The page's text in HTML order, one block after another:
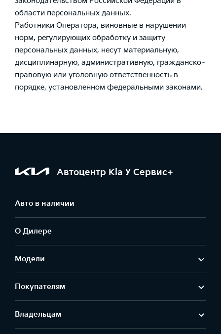
области персональных данных.
Работники Оператора, виновные в нарушении
норм, регулирующих обработку и защиту
персональных данных, несут материальную,
дисциплинарную, административную, гражданско–
правовую или уголовную ответственность в
порядке, установленном федеральными законами.
Автоцентр Kia У Сервис+
Авто в наличии
О Дилере
Модели
Покупателям
Владельцам